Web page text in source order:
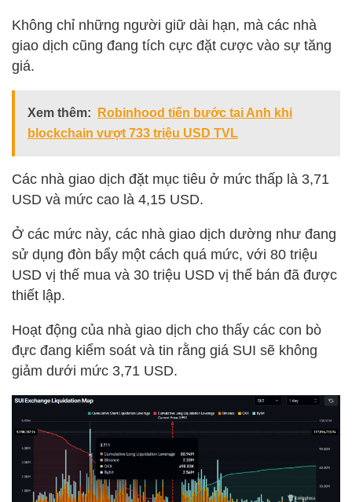
Không chỉ những người giữ dài hạn, mà các nhà
giao dịch cũng đang tích cực đặt cược vào sự tăng
giá.
Xem thêm:
Robinhood tiến bước tại Anh khi
blockchain vượt 733 triệu USD TVL
Các nhà giao dịch đặt mục tiêu ở mức thấp là 3,71
USD và mức cao là 4,15 USD.
Ở các mức này, các nhà giao dịch dường như đang
sử dụng đòn bẩy một cách quá mức, với 80 triệu
USD vị thế mua và 30 triệu USD vị thế bán đã được
thiết lập.
Hoạt động của nhà giao dịch cho thấy các con bò
đực đang kiểm soát và tin rằng giá SUI sẽ không
giảm dưới mức 3,71 USD.